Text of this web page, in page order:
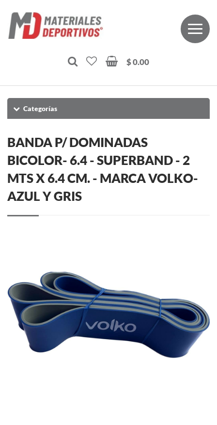
$ 0.00
Categorías
BANDA P/ DOMINADAS
BICOLOR- 6.4 - SUPERBAND - 2
MTS X 6.4 CM. - MARCA VOLKO-
AZUL Y GRIS